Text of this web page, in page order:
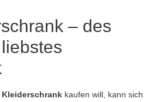
– des
Kleiderschrank kaufen will, kann sich